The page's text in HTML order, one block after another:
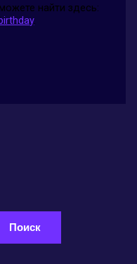
найти здесь:
.
Поиск